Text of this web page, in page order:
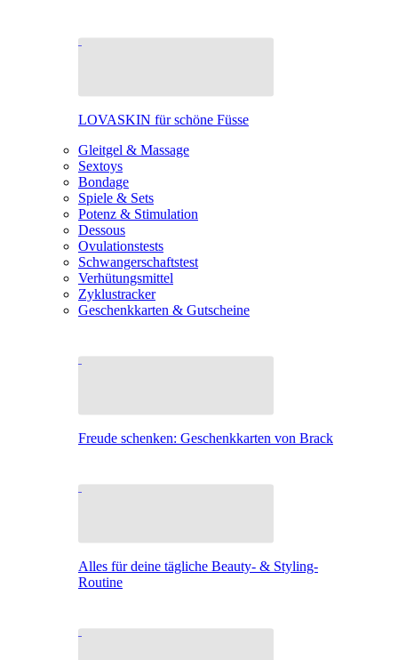
LOVASKIN für schöne Füsse
Gleitgel & Massage
Sextoys
Bondage
Spiele & Sets
Potenz & Stimulation
Dessous
Ovulationstests
Schwangerschaftstest
Verhütungsmittel
Zyklustracker
Geschenkkarten & Gutscheine
Freude schenken: Geschenkkarten von Brack
Alles für deine tägliche Beauty- & Styling-
Routine